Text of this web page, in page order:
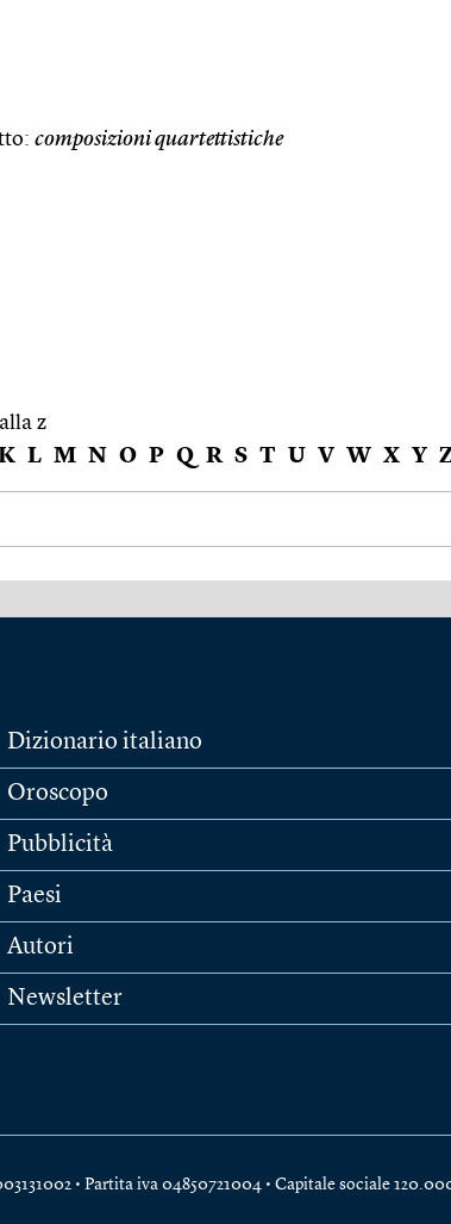
composizioni quartettistiche
z
L M N O P Q R S T U V W X Y
Dizionario italiano
Oroscopo
Pubblicità
Paesi
Autori
Newsletter
• Partita iva 04850721004 • Capitale sociale